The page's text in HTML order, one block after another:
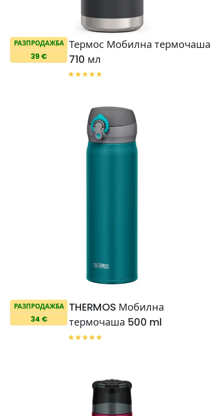
РАЗПРОДАЖБА
39 €
Термос Мобилна термочаша
710 мл
РАЗПРОДАЖБА
34 €
THERMOS Мобилна
термочаша 500 ml